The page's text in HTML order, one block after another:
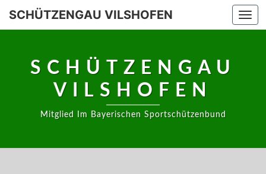
Skip
SCHÜTZENGAU VILSHOFEN
SCHÜTZENGAU
VILSHOFEN
Mitglied Im Bayerischen Sportschützenbund